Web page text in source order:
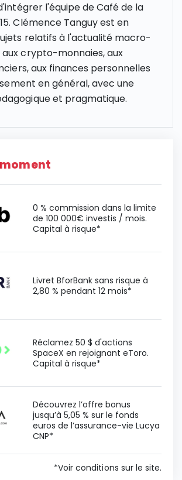
l'équipe de Café de la
Clémence Tanguy est en
relatifs à l'actualité macro-
crypto-monnaies, aux
aux finances personnelles
en général, avec une
et pragmatique.
0 % commission dans la limite
de 100 000€ investis / mois.
Capital à risque*
Livret BforBank sans risque à
2,80 % pendant 12 mois*
Réclamez 50 $ d'actions
SpaceX en rejoignant eToro.
Capital à risque*
Découvrez l’offre bonus
jusqu’à 5,05 % sur le fonds
euros de l’assurance-vie Lucya
CNP*
*Voir conditions sur le site.